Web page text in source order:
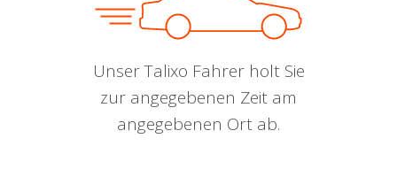
Unser Talixo Fahrer holt Sie
zur angegebenen Zeit am
angegebenen Ort ab.